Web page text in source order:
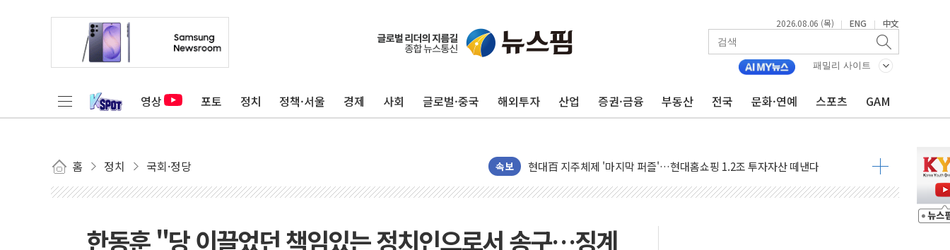
2026.08.06 (목) | ENG | 中文
패밀리 사이트
영상 포토 정치 정책·서울 경제 사회 글로벌·중국 해외투자 산업 증권·금융 부동산 전국 문화·연예 스포츠 GAM
홈 정치 국회·정당 속보
[뉴스핌 이 시각 PICK] 李 "40도 폭염, 외신에서나 보던 일" 外
LG전자, IFA 2026서 '차세대 AI 홈' 비전 공개
제이씨케미칼, 상반기 영업익 108% 증가
한동훈 "당 이끌었던 책임있는 정치인으로서 송구…징계